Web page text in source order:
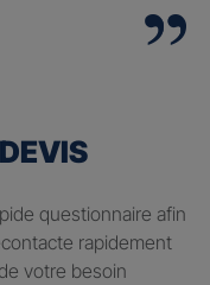
questionnaire afin
rapidement
votre besoin